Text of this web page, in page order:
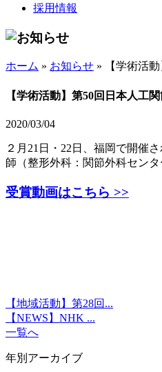
採用情報
ホーム » お知らせ » 【学術活
【学術活動】第50回日本人工
2020/03/04
２月21日・22日、福岡で開催
師（整形外科：関節外科セン
受賞動画はこちら >>
【地域活動】第28回...
【NEWS】NHK ...
一覧へ
年別アーカイブ